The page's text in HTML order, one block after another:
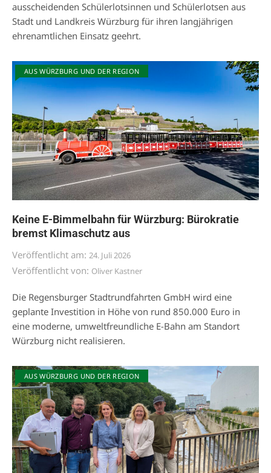
ausscheidenden Schülerlotsinnen und Schülerlotsen aus
Stadt und Landkreis Würzburg für ihren langjährigen
ehrenamtlichen Einsatz geehrt.
AUS WÜRZBURG UND DER REGION
Keine E-Bimmelbahn für Würzburg: Bürokratie
bremst Klimaschutz aus
Veröffentlicht am: 24. Juli 2026
Veröffentlicht von: Oliver Kastner
Die Regensburger Stadtrundfahrten GmbH wird eine
geplante Investition in Höhe von rund 850.000 Euro in
eine moderne, umweltfreundliche E-Bahn am Standort
Würzburg nicht realisieren.
AUS WÜRZBURG UND DER REGION